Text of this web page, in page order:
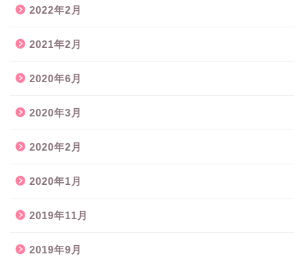
2022年2月
2021年2月
2020年6月
2020年3月
2020年2月
2020年1月
2019年11月
2019年9月